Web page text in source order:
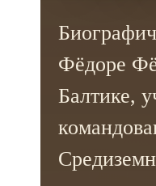
Фёдоре
Балтике,